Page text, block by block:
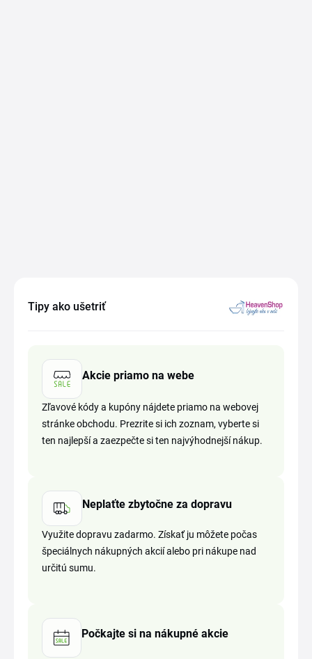
Tipy ako ušetriť
Akcie priamo na webe
Zľavové kódy a kupóny nájdete priamo na webovej
stránke obchodu. Prezrite si ich zoznam, vyberte si
ten najlepší a zaezpečte si ten najvýhodnejší nákup.
Neplaťte zbytočne za dopravu
Využite dopravu zadarmo. Získať ju môžete počas
špeciálnych nákupných akcií alebo pri nákupe nad
určitú sumu.
Počkajte si na nákupné akcie